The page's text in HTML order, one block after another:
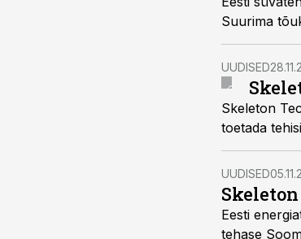
Suurima
UUDISED
Skeleton
toetada
UUDISED
Eesti
tehase